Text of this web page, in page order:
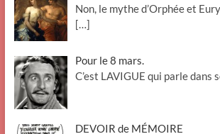
Non, le mythe d’Orphée et
[…]
Pour le 8 mars.
C’est LAVIGUE qui parle dans
DEVOIR de MÉMOIRE